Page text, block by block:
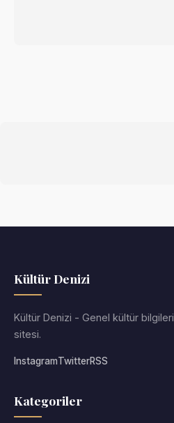
Kültür Denizi
Kültür Denizi - Genel kültür
sitesi.
InstagramTwitterRSS
Kategoriler